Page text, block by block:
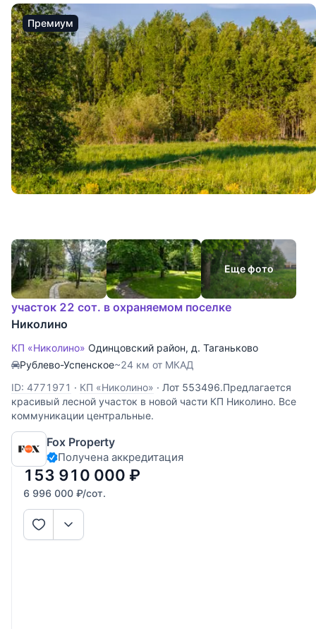
Премиум
Еще фото
участок 22 сот. в охраняемом поселке
Николино
КП «Николино» Одинцовский район, д. Таганьково
Рублево-Успенское~24 км от МКАД
ID: 4771971 · КП «Николино» · Лот 553496.Предлагается
красивый лесной участок в новой части КП Николино. Все
коммуникации центральные.
Fox Property
Получена аккредитация
153 910 000 ₽
6 996 000 ₽/сот.